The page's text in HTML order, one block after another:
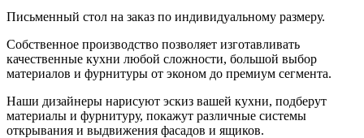
Письменный стол на заказ по индивидуальному размеру.
Собственное производство позволяет изготавливать
качественные кухни любой сложности, большой выбор
материалов и фурнитуры от эконом до премиум сегмента.
Наши дизайнеры нарисуют эскиз вашей кухни, подберут
материалы и фурнитуру, покажут различные системы
открывания и выдвижения фасадов и ящиков.